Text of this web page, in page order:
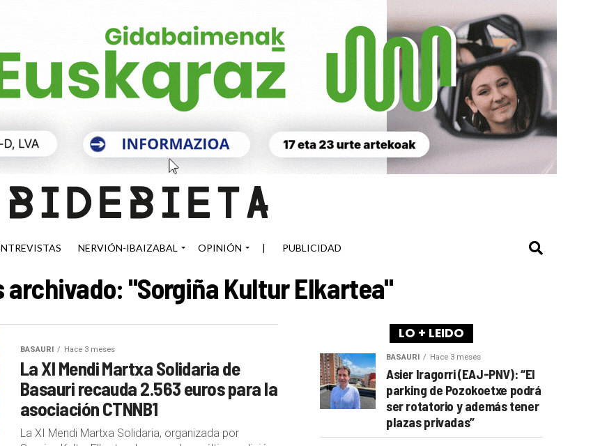
NERVIÓN-IBAIZABAL OPINIÓN | PUBLICIDAD
archivado: "Sorgiña Kultur Elkartea"
BASAURI Hace 3 meses
La XI Mendi Martxa Solidaria de
Basauri recauda 2.563 euros para la
asociación CTNNB1
La XI Mendi Martxa Solidaria, organizada por
LO + LEIDO
BASAURI Hace 3 meses
Asier Iragorri (EAJ-PNV): “El
parking de Pozokoetxe podrá
ser rotatorio y además tener
plazas privadas”